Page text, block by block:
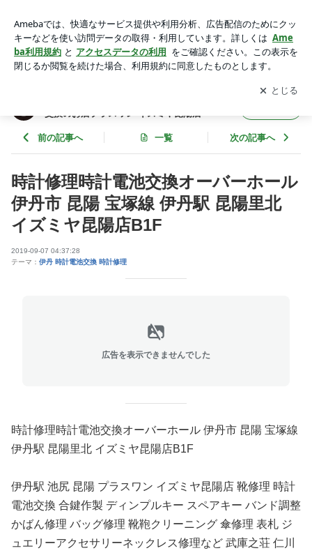
駅 昆陽里北 イズミヤ昆陽店B1F | 伊丹市 昆陽 安い 靴修理 合
鍵作成 時計の電池交換のお店プラスワン イズミヤ昆陽店
アプリをダウンロードして ブログの更新通知
を受け取りまし
ょう。
開く
交換のお店プラスワン イズミヤ昆陽店
前の記事へ 一覧 次の記事へ
時計修理時計電池交換オーバーホール
伊丹市 昆陽 宝塚線 伊丹駅 昆陽里北
イズミヤ昆陽店B1F
2019-09-07 04:37:28
テーマ： 伊丹 時計電池交換 時計修理
広告を表示できませんでした
時計修理時計電池交換オーバーホール 伊丹市 昆陽 宝塚線
伊丹駅 昆陽里北 イズミヤ昆陽店B1F
伊丹駅 池尻 昆陽 プラスワン イズミヤ昆陽店 靴修理 時計
電池交換 合鍵作製 ディンプルキー スペアキー バンド調整
かばん修理 バッグ修理 靴鞄クリーニング 傘修理 表札 ジ
ュエリーアクセサリーネックレス修理など 武庫之荘 仁川